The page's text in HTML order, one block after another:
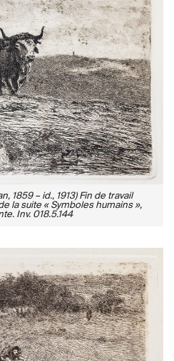
1859 – id., 1913) Fin de travail
la suite « Symboles humains »,
Inv. 018.5.144